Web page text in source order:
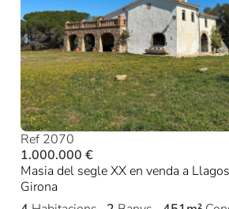
Ref 2070
1.000.000 €
Masia del segle XX en venda a
Girona